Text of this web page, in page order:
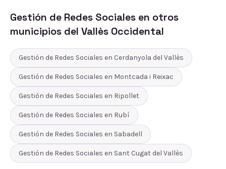
Gestión de Redes Sociales en otros
municipios del Vallès Occidental
Gestión de Redes Sociales en Cerdanyola del Vallès
Gestión de Redes Sociales en Montcada i Reixac
Gestión de Redes Sociales en Ripollet
Gestión de Redes Sociales en Rubí
Gestión de Redes Sociales en Sabadell
Gestión de Redes Sociales en Sant Cugat del Vallès